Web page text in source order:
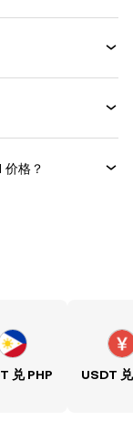
价格？
兑 PHP USDT